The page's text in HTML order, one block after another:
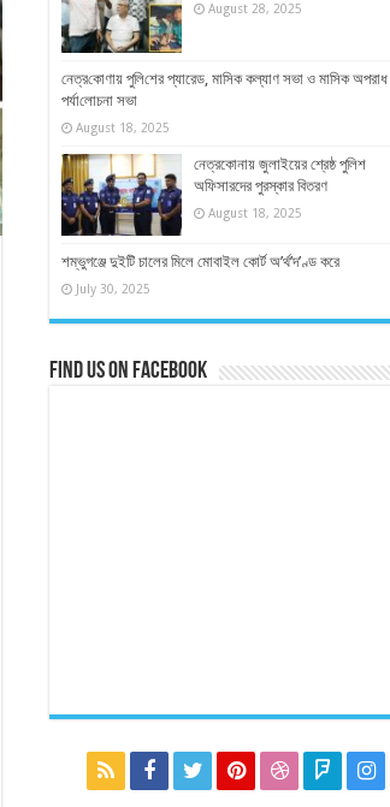
August 28, 2025
নেত্র‌কোণায় পু‌লি‌শের প্যারেড, মাসিক কল্যাণ সভা ও মাসিক অপরাধ
পর্যা‌লোচনা সভা
August 18, 2025
নেত্রকোনায় জুলাইয়ের শ্রেষ্ঠ পুলিশ
অফিসারদের পুরস্কার বিতরণ
August 18, 2025
শম্ভুগঞ্জে দুইটি চালের মিলে মোবাইল কোর্ট অ’র্থ’দ’ণ্ড করে
July 30, 2025
Find us on Facebook